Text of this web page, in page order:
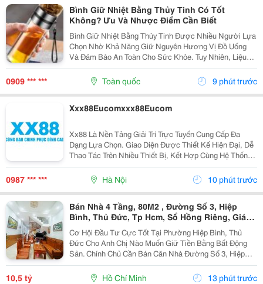
Bình Giữ Nhiệt Bằng Thủy Tinh Có Tốt
Không? Ưu Và Nhược Điểm Cần Biết
Bình Giữ Nhiệt Bằng Thủy Tinh Được Nhiều Người Lựa
Chọn Nhờ Khả Năng Giữ Nguyên Hương Vị Đồ Uống
Và Đảm Bảo An Toàn Cho Sức Khỏe. Tuy Nhiên, Liệu
Loại Bình Này Có Phù Hợp Để Sử Dụng Hằng Ngày Và
Đáng Mua Hơn Các Dòng Bình Inox? Cùng Tìm Hiểu Ưu
Điểm,...
0909 *** *** Toàn quốc 9 phút trước
Xxx88Eucomxxx88Eucom
Xx88 Là Nền Tảng Giải Trí Trực Tuyến Cung Cấp Đa
Dạng Lựa Chọn. Giao Diện Được Thiết Kế Hiện Đại, Dễ
Thao Tác Trên Nhiều Thiết Bị, Kết Hợp Cùng Hệ Thống
Dịch Vụ Thuận Tiện Giúp Người Dùng Có Trải Nghiệm
Liền Mạch.
0987 *** *** Hà Nội 10 phút trước
Bán Nhà 4 Tầng, 80M2 , Đường Số 3, Hiệp
Bình, Thủ Đức, Tp Hcm, Sổ Hồng Riêng, Giá
10.5 Tỷ.
Cơ Hội Đầu Tư Cực Tốt Tại Phường Hiệp Bình, Thủ
Đức Cho Anh Chị Nào Muốn Giữ Tiền Bằng Bất Động
Sản. Chính Chủ Cần Bán Căn Nhà Đường Số 3, Hiệp
Bình Phước Cũ, Chỉ Vài Bước Là Ra Ql13, Sát Vạn
Phúc City, Vị Trí Rất Đẹp, Khu Vực Dân Trí Cao Và
10,5 tỷ Hồ Chí Minh 13 phút trước